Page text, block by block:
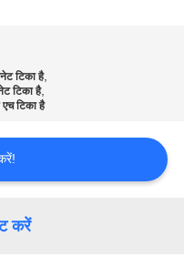
टिका है,
टिका है,
एच टिका है
करें